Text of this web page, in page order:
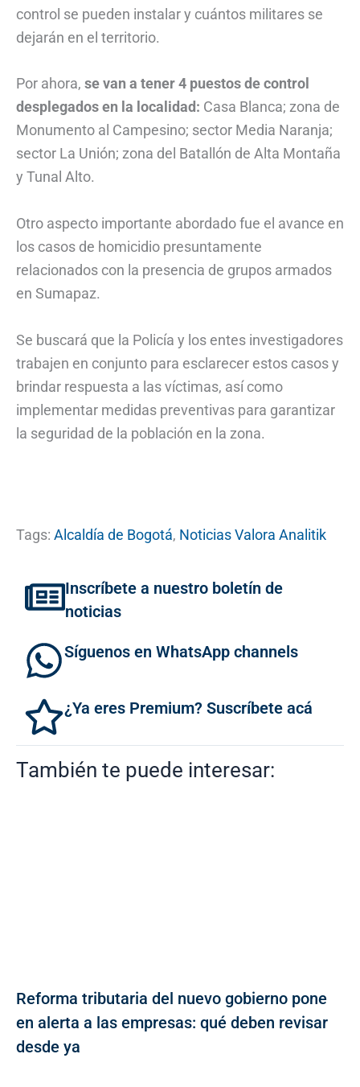
control se pueden instalar y cuántos militares se
dejarán en el territorio.
Por ahora, se van a tener 4 puestos de control
desplegados en la localidad: Casa Blanca; zona de
Monumento al Campesino; sector Media Naranja;
sector La Unión; zona del Batallón de Alta Montaña
y Tunal Alto.
Otro aspecto importante abordado fue el avance en
los casos de homicidio presuntamente
relacionados con la presencia de grupos armados
en Sumapaz.
Se buscará que la Policía y los entes investigadores
trabajen en conjunto para esclarecer estos casos y
brindar respuesta a las víctimas, así como
implementar medidas preventivas para garantizar
la seguridad de la población en la zona.
Tags: Alcaldía de Bogotá, Noticias Valora Analitik
Inscríbete a nuestro boletín de
noticias
Síguenos en WhatsApp channels
¿Ya eres Premium? Suscríbete acá
También te puede interesar:
Reforma tributaria del nuevo gobierno pone
en alerta a las empresas: qué deben revisar
desde ya